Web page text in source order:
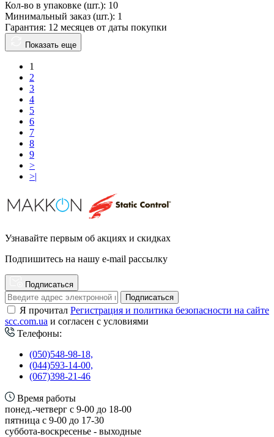
Кол-во в упаковке (шт.): 10
Минимальный заказ (шт.): 1
Гарантия: 12 месяцев от даты покупки
Показать еще
1
2
3
4
5
6
7
8
9
>
>|
Узнавайте первым об акциях и скидках
Подпишитесь на нашу e-mail рассылку
Подписаться
Подписаться
Я прочитал Регистрация и политика безопасности на сайте
scc.com.ua и согласен с условиями
Телефоны:
(050)548-98-18,
(044)593-14-00,
(067)398-21-46
Время работы
понед.-четверг с 9-00 до 18-00
пятница с 9-00 до 17-30
cуббота-воскресенье - выходные